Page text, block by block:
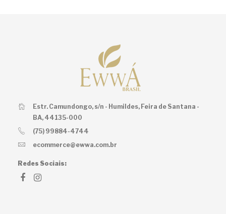
Estr. Camundongo, s/n - Humildes, Feira de Santana -
BA, 44135-000
(75) 99884-4744
ecommerce@ewwa.com.br
Redes Sociais: